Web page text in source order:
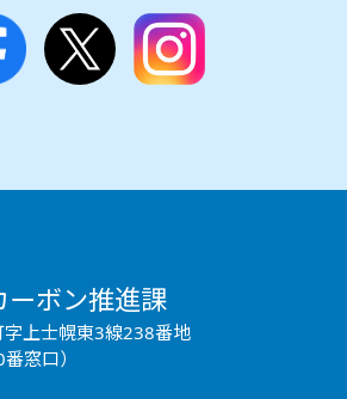
ボン推進課
上士幌東3線238番地
窓口）